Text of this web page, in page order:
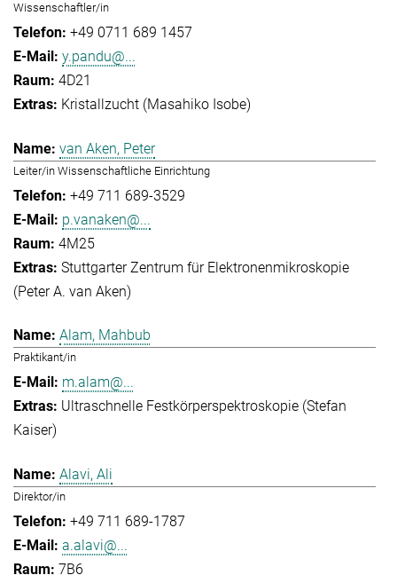
Wissenschaftler/in
+49 0711 689 1457
y.pandu@...
4D21
Kristallzucht (Masahiko Isobe)
van Aken, Peter
Leiter/in Wissenschaftliche Einrichtung
+49 711 689-3529
p.vanaken@...
4M25
Stuttgarter Zentrum für Elektronenmikroskopie
(Peter A. van Aken)
Alam, Mahbub
Praktikant/in
m.alam@...
Ultraschnelle Festkörperspektroskopie (Stefan
Kaiser)
Alavi, Ali
Direktor/in
+49 711 689-1787
a.alavi@...
7B6